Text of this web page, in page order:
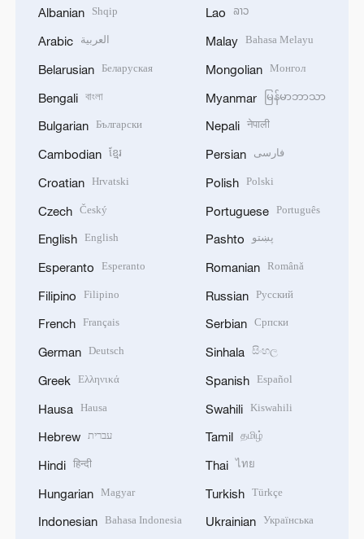
Albanian Shqip
Arabic العربية
Belarusian Беларуская
Bengali বাংলা
Bulgarian Български
Cambodian ខ្មែរ
Croatian Hrvatski
Czech Český
English English
Esperanto Esperanto
Filipino Filipino
French Français
German Deutsch
Greek Ελληνικά
Hausa Hausa
Hebrew עברית
Hindi हिन्दी
Hungarian Magyar
Indonesian Bahasa Indonesia
Lao ລາວ
Malay Bahasa Melayu
Mongolian Монгол
Myanmar မြန်မာဘာသာ
Nepali नेपाली
Persian فارسی
Polish Polski
Portuguese Português
Pashto پښتو
Romanian Română
Russian Русский
Serbian Српски
Sinhala සිංහල
Spanish Español
Swahili Kiswahili
Tamil தமிழ்
Thai ไทย
Turkish Türkçe
Ukrainian Українська